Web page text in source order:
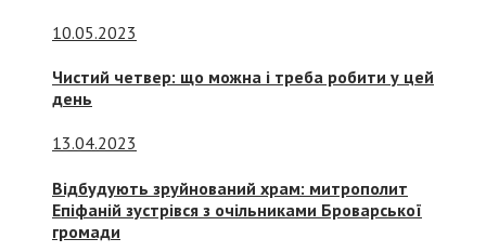
10.05.2023
Чистий четвер: що можна і треба робити у цей
день
13.04.2023
Відбудують зруйнований храм: митрополит
Епіфаній зустрівся з очільниками Броварської
громади